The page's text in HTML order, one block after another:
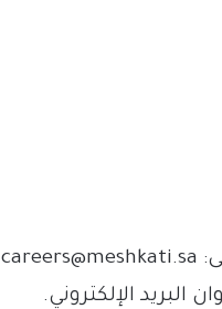
careers@meshkati.sa
البريد الإلكتروني.